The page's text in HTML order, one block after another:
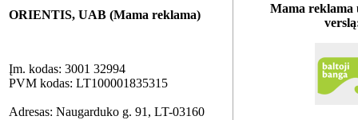
ORIENTIS, UAB (Mama reklama)
Įm. kodas: 3001 32994
PVM kodas: LT100001835315
Adresas: Naugarduko g. 91, LT-03160
Mama reklama